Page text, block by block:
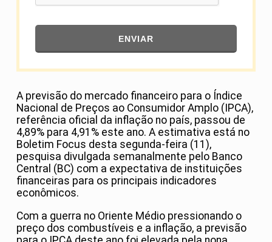
ENVIAR
A previsão do mercado financeiro para o Índice
Nacional de Preços ao Consumidor Amplo (IPCA),
referência oficial da inflação no país, passou de
4,89% para 4,91% este ano. A estimativa está no
Boletim Focus desta segunda-feira (11),
pesquisa divulgada semanalmente pelo Banco
Central (BC) com a expectativa de instituições
financeiras para os principais indicadores
econômicos.
Com a guerra no Oriente Médio pressionando o
preço dos combustíveis e a inflação, a previsão